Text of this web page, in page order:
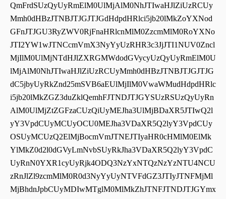
QmFrdSUzQyUyRmElM0UlMjAlM0NhJTIwaHJlZiUzRCUy
Mmh0dHBzJTNBJTJGJTJGdHdpdHRlci5jb20lMkZoYXNod
GFnJTJGU3RyZWV0RjFnaHRlcnMlM0ZzcmMlM0RoYXNo
JTI2YW1wJTNCcmVmX3NyYyUzRHR3c3JjJTI1NUV0Zncl
MjIlM0UlMjNTdHJlZXRGMWdodGVycyUzQyUyRmElM0U
lMjAlM0NhJTIwaHJlZiUzRCUyMmh0dHBzJTNBJTJGJTJG
dC5jbyUyRkZnd25mSVB6aEUlMjIlM0VwaWMudHdpdHRlc
i5jb20lMkZGZ3duZklQemhFJTNDJTJGYSUzRSUzQyUyRn
AlM0UlMjZtZGFzaCUzQiUyMEJha3UlMjBDaXR5JTIwQ2l
yY3VpdCUyMCUyOCU0MEJha3VDaXR5Q2lyY3VpdCUy
OSUyMCUzQ2ElMjBocmVmJTNEJTIyaHR0cHMlM0ElMk
YlMkZ0d2l0dGVyLmNvbSUyRkJha3VDaXR5Q2lyY3VpdC
UyRnN0YXR1cyUyRjk4ODQ3NzYxNTQzNzYzNTU4NCU
zRnJlZl9zcmMlM0R0d3NyYyUyNTVFdGZ3JTIyJTNFMjMl
MjBhdnJpbCUyMDIwMTglM0MlMkZhJTNFJTNDJTJGYmx